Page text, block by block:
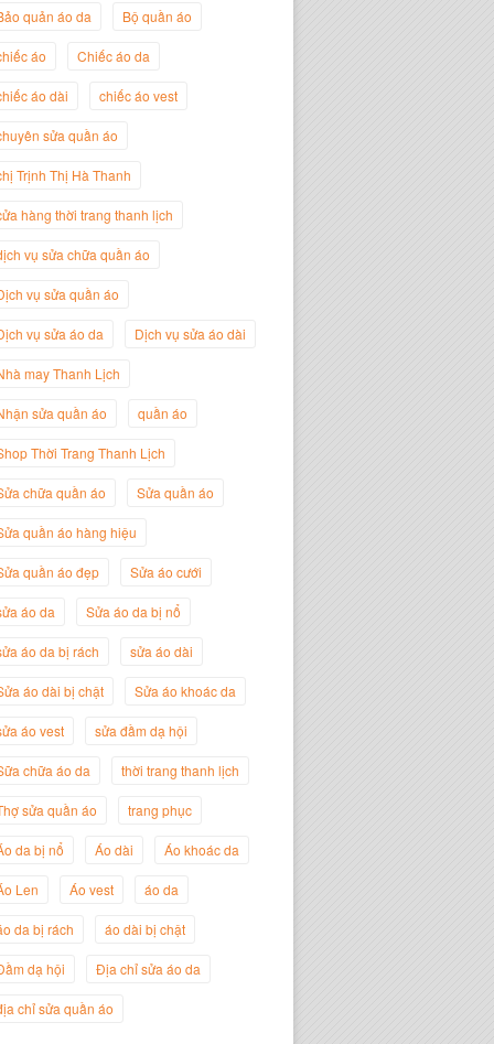
Nguyễn Minh Đức
Nguyễn
Nguyễn Đắc Định
Giám Đốc Công ty Twist Potato
Nguyễn Thanh Sang
Giám Đốc Công ty Lam Sơn Phát
quản áo da Bộ quần áo
áo Chiếc áo da
áo dài chiếc áo vest
sửa quần áo
Trịnh Thị Hà Thanh
hàng thời trang thanh lịch
vụ sửa chữa quần áo
vụ sửa quần áo
vụ sửa áo da Dịch vụ sửa áo dài
may Thanh Lịch
sửa quần áo quần áo
Thời Trang Thanh Lịch
chữa quần áo Sửa quần áo
quần áo hàng hiệu
quần áo đẹp Sửa áo cưới
áo da Sửa áo da bị nổ
áo da bị rách sửa áo dài
áo dài bị chật Sửa áo khoác da
áo vest sửa đầm dạ hội
chữa áo da thời trang thanh lịch
sửa quần áo trang phục
da bị nổ Áo dài Áo khoác da
Len Áo vest áo da
da bị rách áo dài bị chật
dạ hội Địa chỉ sửa áo da
chỉ sửa quần áo